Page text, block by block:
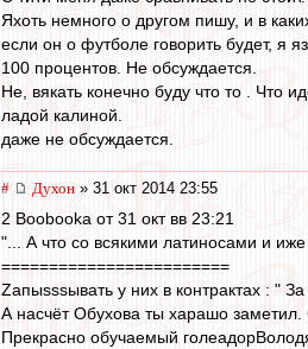
Яхоть немного о другом пишу, и в
если он о футболе говорить будет, я
100 процентов. Не обсуждается.
Не, вякать конечно буду что то . Что
ладой калиной.
даже не обсуждается.
# Духон » 31 окт 2014 23:55
2 Boobooka от 31 окт вв 23:21
"... А что со всякими латиносами и
========================
Zапыsssывать у них в контрактах : "
А насчёт Обухова ты харашо
Прекрасно обучаемый